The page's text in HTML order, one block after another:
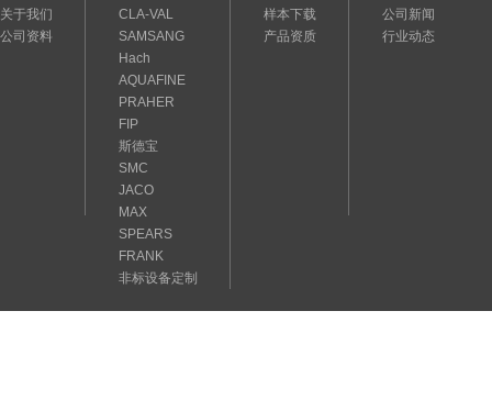
关于我们
公司资料
CLA-VAL
SAMSANG
Hach
AQUAFINE
PRAHER
FIP
斯德宝
SMC
JACO
MAX
SPEARS
FRANK
非标设备定制
样本下载
产品资质
公司新闻
行业动态